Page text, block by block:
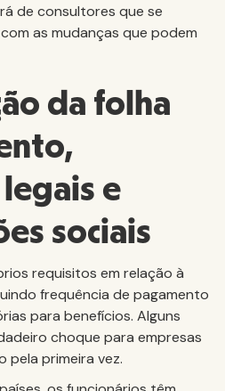
de consultores que se
as mudanças que podem
da folha
e
sociais
requisitos em relação à
frequência de pagamento
para benefícios. Alguns
choque para empresas
pela primeira vez.